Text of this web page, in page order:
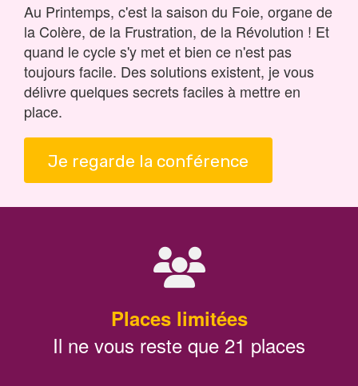
Au Printemps, c'est la saison du Foie, organe de
la Colère, de la Frustration, de la Révolution ! Et
quand le cycle s'y met et bien ce n'est pas
toujours facile. Des solutions existent, je vous
délivre quelques secrets faciles à mettre en
place.
Je regarde la conférence
Places limitées
Il ne vous reste que 21 places